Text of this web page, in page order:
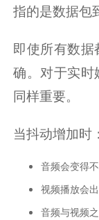
指的是数据包
即使所有数
确。对于实
同样重要。
当抖动增加时：
音频会变得
视频播放会
音频与视频